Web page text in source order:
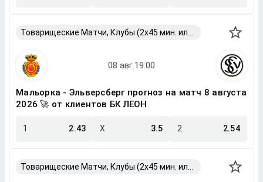
Мальорка - Эльверсберг прогноз на матч 8 августа
2026 🚀 от клиентов БК ЛЕОН
1 2.43 X 3.5 2 2.54